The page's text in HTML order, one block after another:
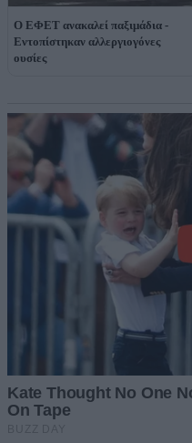
Ο ΕΦΕΤ ανακαλεί παξιμάδια -
Εντοπίστηκαν αλλεργιογόνες
ουσίες